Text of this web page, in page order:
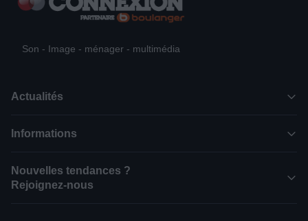
Son - Image - ménager - multimédia
Actualités
Informations
Nouvelles tendances ?
Rejoignez-nous